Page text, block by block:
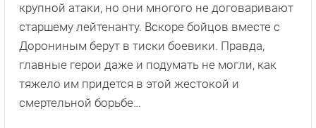
крупной атаки, но они многого не договаривают
старшему лейтенанту. Вскоре бойцов вместе с
Дорониным берут в тиски боевики. Правда,
главные герои даже и подумать не могли, как
тяжело им придется в этой жестокой и
смертельной борьбе…